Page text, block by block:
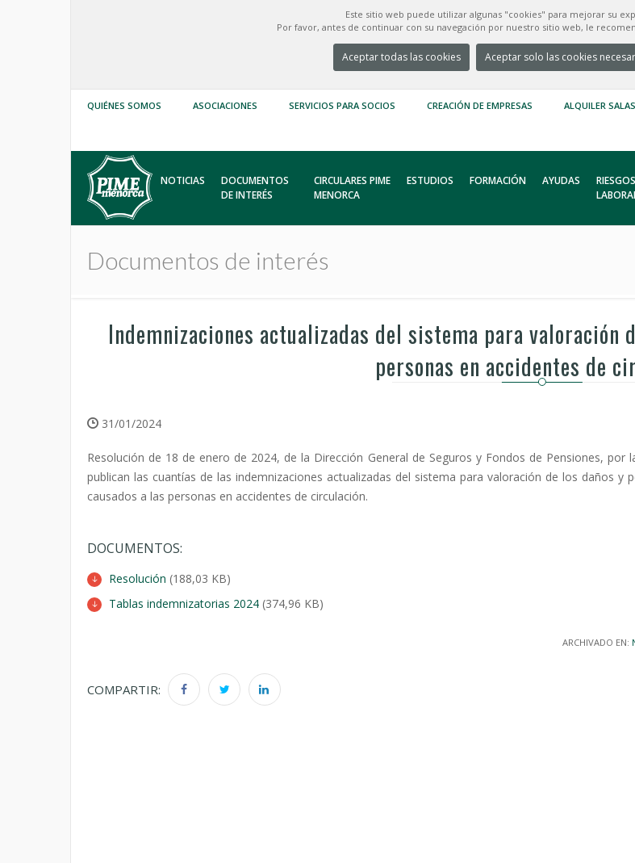
Este sitio web puede utilizar algunas "cookies" para mejorar su
Por favor, antes de continuar con su navegación por nuestro sitio web, le
Aceptar todas las cookies Aceptar solo las cookies
QUIÉNES SOMOS ASOCIACIONES SERVICIOS PARA SOCIOS CREACIÓN DE EMPRESAS ALQUILER SALAS
NOTICIAS
DOCUMENTOS
DE INTERÉS
CIRCULARES PIME
MENORCA
ESTUDIOS FORMACIÓN AYUDAS
RIESGOS
Documentos de interés
Indemnizaciones actualizadas del sistema para valoración
personas en accidentes de
31/01/2024
Resolución de 18 de enero de 2024, de la Dirección General de Seguros y Fondos de Pensiones, por
publican las cuantías de las indemnizaciones actualizadas del sistema para valoración de los daños y
causados a las personas en accidentes de circulación.
DOCUMENTOS:
Resolución (188,03 KB)
Tablas indemnizatorias 2024 (374,96 KB)
ARCHIVADO EN:
COMPARTIR: